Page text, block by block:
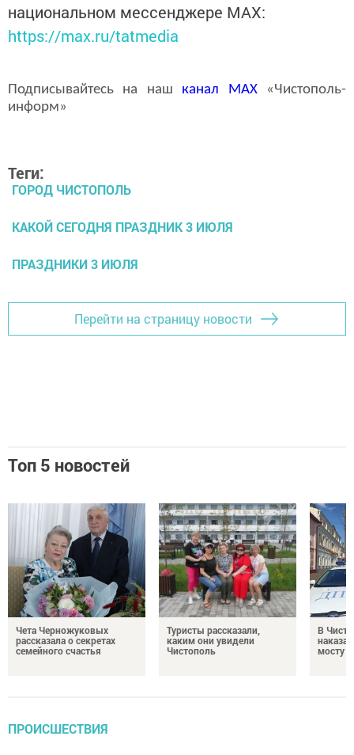
национальном мессенджере MАХ:
https://max.ru/tatmedia
Подписывайтесь на наш канал MAX«Чистополь-
информ»
Теги:
ГОРОД ЧИСТОПОЛЬ
КАКОЙ СЕГОДНЯ ПРАЗДНИК 3 ИЮЛЯ
ПРАЗДНИКИ 3 ИЮЛЯ
Перейти на страницу новости
Топ 5 новостей
Чета Черножуковых
рассказала о секретах
семейного счастья
Туристы рассказали,
каким они увидели
Чистополь
В
мосту
ПРОИСШЕСТВИЯ